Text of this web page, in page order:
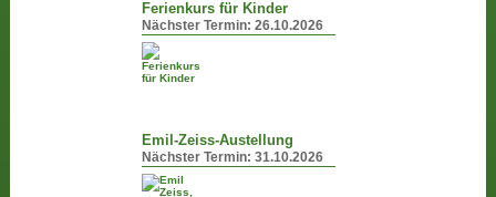
Ferienkurs für Kinder
Nächster Termin:26.10.2026
Emil-Zeiss-Austellung
Nächster Termin:31.10.2026